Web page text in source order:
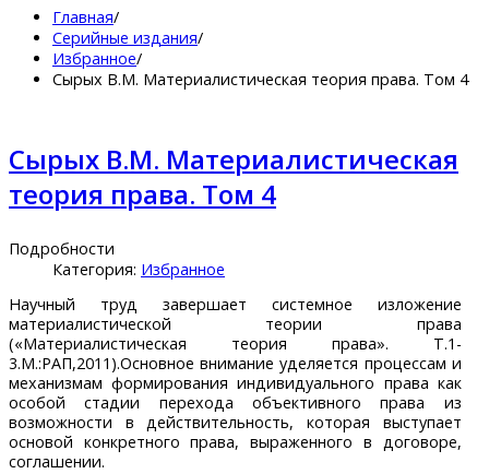
Главная/
Серийные издания/
Избранное/
Сырых В.М. Материалистическая теория права. Том 4
Сырых В.М. Материалистическая
теория права. Том 4
Подробности
Категория: Избранное
Научный труд завершает системное изложение
материалистической теории права
(«Материалистическая теория права». Т.1-
3.М.:РАП,2011).Основное внимание уделяется процессам и
механизмам формирования индивидуального права как
особой стадии перехода объективного права из
возможности в действительность, которая выступает
основой конкретного права, выраженного в договоре,
соглашении.